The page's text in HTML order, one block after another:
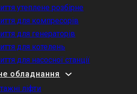
утеплене розбірне
для компресорів
для генераторів
для котелень
для насосної станції
обладнання
ліфти